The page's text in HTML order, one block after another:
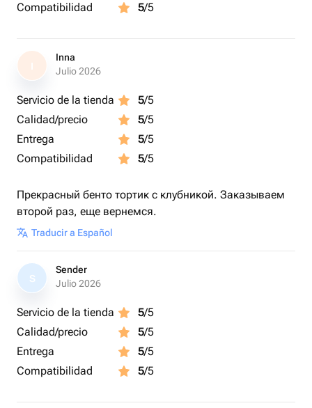
Compatibilidad
5/5
I
Inna
Julio 2026
Servicio de la tienda 5/5
Calidad/precio
5/5
Entrega
5/5
Compatibilidad
5/5
Прекрасный бенто тортик с клубникой. Заказываем
второй раз, еще вернемся.
Traducir a Español
S
Sender
Julio 2026
Servicio de la tienda 5/5
Calidad/precio
5/5
Entrega
5/5
Compatibilidad
5/5